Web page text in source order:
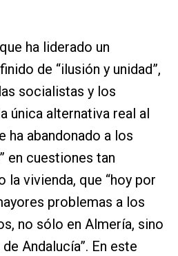
ha liderado un
de “ilusión y unidad”,
socialistas y los
única alternativa real al
ha abandonado a los
en cuestiones tan
la vivienda, que “hoy por
problemas a los
no sólo en Almería, sino
Andalucía”. En este